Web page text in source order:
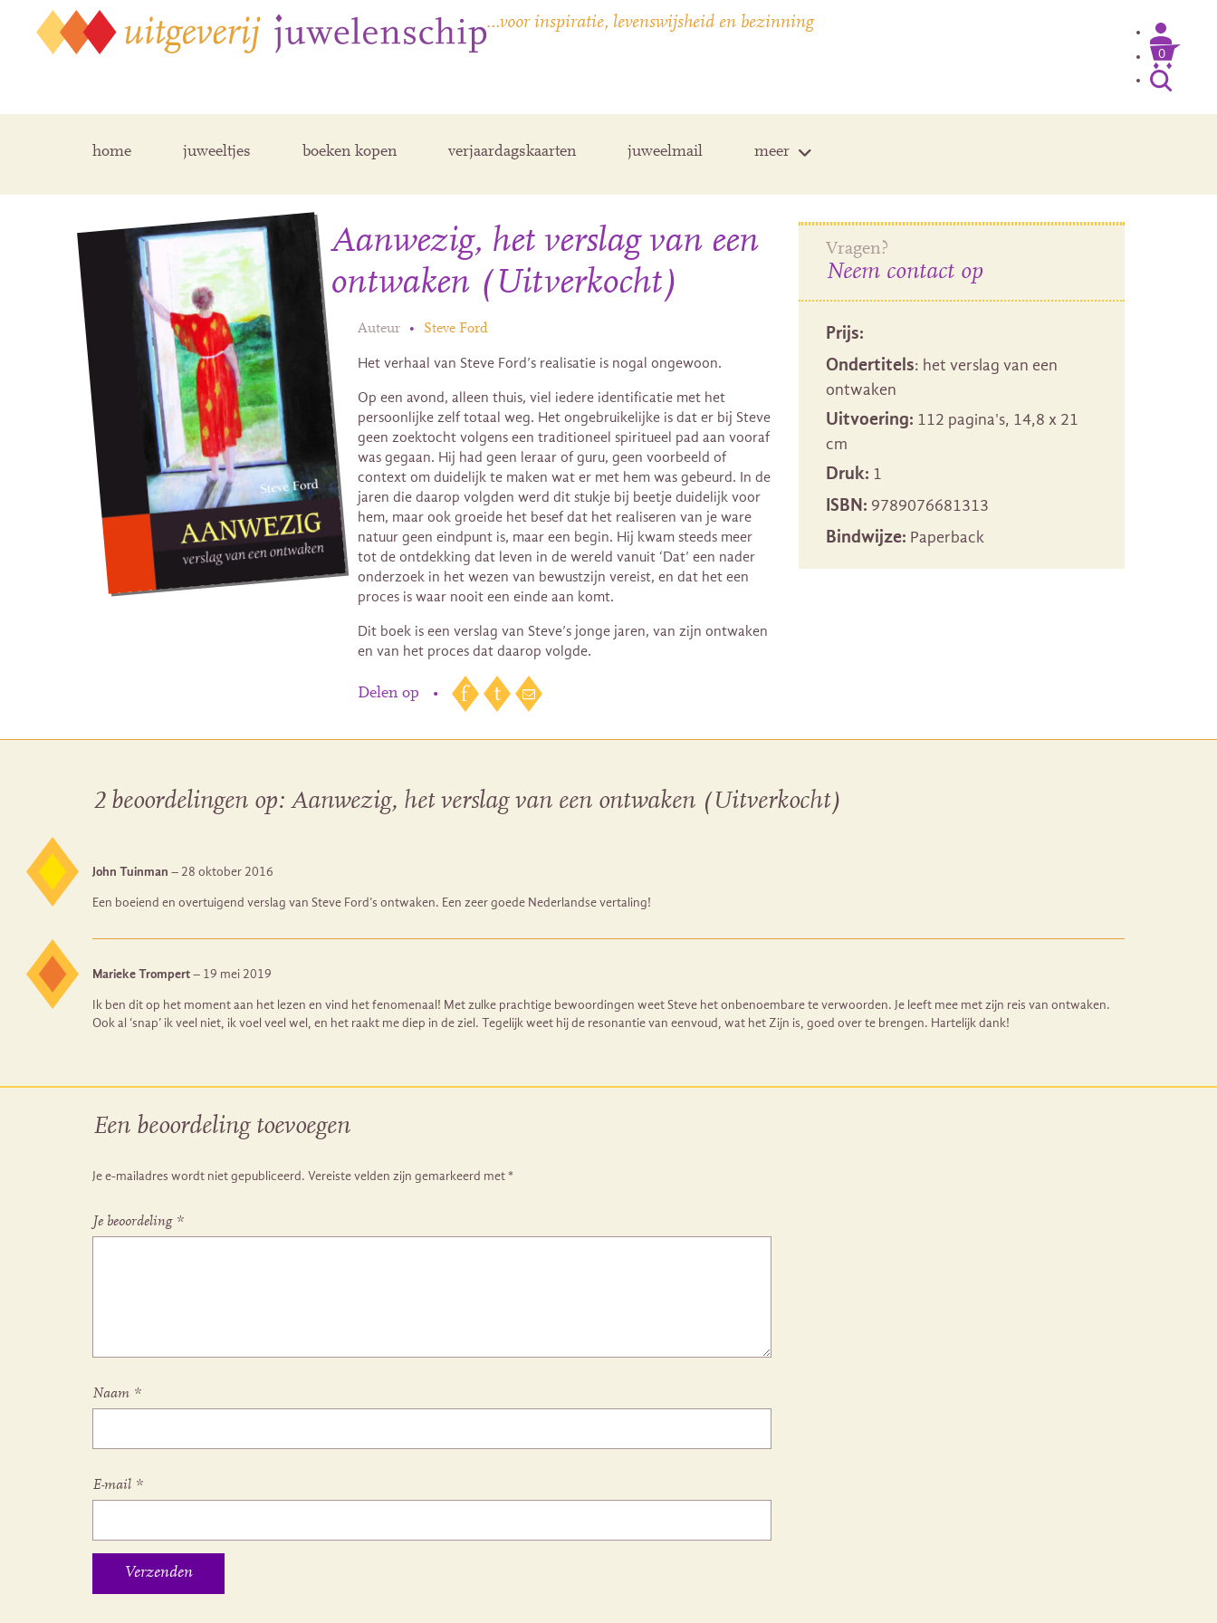
…voor inspiratie, levenswijsheid en bezinning
0
home juweeltjes boeken kopen verjaardagskaarten juweelmail meer
Aanwezig, het verslag van een
ontwaken (Uitverkocht)
Auteur • Steve Ford
Het verhaal van Steve Ford’s realisatie is nogal ongewoon.
Op een avond, alleen thuis, viel iedere identificatie met het
persoonlijke zelf totaal weg. Het ongebruikelijke is dat er bij Steve
geen zoektocht volgens een traditioneel spiritueel pad aan vooraf
was gegaan. Hij had geen leraar of guru, geen voorbeeld of
context om duidelijk te maken wat er met hem was gebeurd. In de
jaren die daarop volgden werd dit stukje bij beetje duidelijk voor
hem, maar ook groeide het besef dat het realiseren van je ware
natuur geen eindpunt is, maar een begin. Hij kwam steeds meer
tot de ontdekking dat leven in de wereld vanuit ‘Dat’ een nader
onderzoek in het wezen van bewustzijn vereist, en dat het een
proces is waar nooit een einde aan komt.
Dit boek is een verslag van Steve’s jonge jaren, van zijn ontwaken
en van het proces dat daarop volgde.
Delen op •
Vragen?
Neem contact op
Prijs:
Ondertitels: het verslag van een
ontwaken
Uitvoering: 112 pagina's, 14,8 x 21
cm
Druk: 1
ISBN: 9789076681313
Bindwijze: Paperback
2 beoordelingen op: Aanwezig, het verslag van een ontwaken (Uitverkocht)
John Tuinman – 28 oktober 2016
Een boeiend en overtuigend verslag van Steve Ford’s ontwaken. Een zeer goede Nederlandse vertaling!
Marieke Trompert– 19 mei 2019
Ik ben dit op het moment aan het lezen en vind het fenomenaal! Met zulke prachtige bewoordingen weet Steve het onbenoembare te verwoorden. Je leeft mee met zijn reis van ontwaken.
Ook al ‘snap’ ik veel niet, ik voel veel wel, en het raakt me diep in de ziel. Tegelijk weet hij de resonantie van eenvoud, wat het Zijn is, goed over te brengen. Hartelijk dank!
Een beoordeling toevoegen
Je e-mailadres wordt niet gepubliceerd. Vereiste velden zijn gemarkeerd met*
Je beoordeling *
Naam *
E-mail *